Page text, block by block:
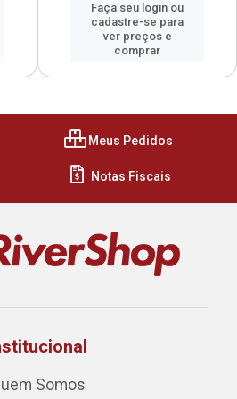
Faça seu login ou
cadastre-se para
ver preços e
comprar
Meus Pedidos
Notas Fiscais
Somos